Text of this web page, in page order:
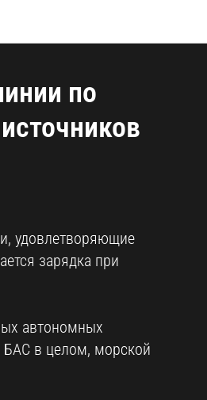
по
удовлетворяющие
зарядка при
автономных
в целом, морской